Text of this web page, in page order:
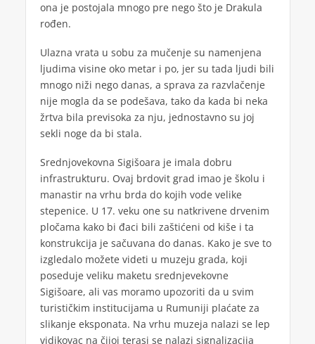
ona je postojala mnogo pre nego što je Drakula
rođen.
Ulazna vrata u sobu za mučenje su namenjena
ljudima visine oko metar i po, jer su tada ljudi bili
mnogo niži nego danas, a sprava za razvlačenje
nije mogla da se podešava, tako da kada bi neka
žrtva bila previsoka za nju, jednostavno su joj
sekli noge da bi stala.
Srednjovekovna Sigišoara je imala dobru
infrastrukturu. Ovaj brdovit grad imao je školu i
manastir na vrhu brda do kojih vode velike
stepenice. U 17. veku one su natkrivene drvenim
pločama kako bi đaci bili zaštićeni od kiše i ta
konstrukcija je sačuvana do danas. Kako je sve to
izgledalo možete videti u muzeju grada, koji
poseduje veliku maketu srednjevekovne
Sigišoare, ali vas moramo upozoriti da u svim
turističkim institucijama u Rumuniji plaćate za
slikanje eksponata. Na vrhu muzeja nalazi se lep
vidikovac na čijoj terasi se nalazi signalizacija